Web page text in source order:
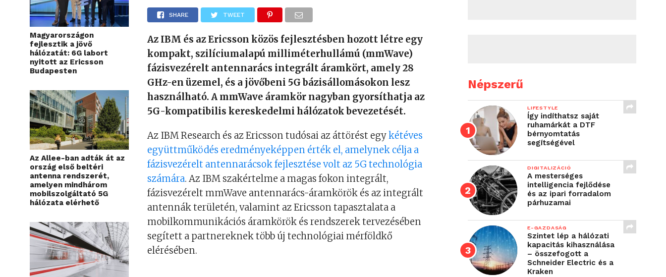
Magyarországon
fejlesztik a jövő
hálózatát: 6G labort
nyitott az Ericsson
Budapesten
Az Allee-ban adták át az
ország első beltéri
antenna rendszerét,
amelyen mindhárom
mobilszolgáltató 5G
hálózata elérhető
SHARE TWEET
Az IBM és az Ericsson közös fejlesztésben hozott létre egy
kompakt, szilíciumalapú milliméterhullámú (mmWave)
fázisvezérelt antennarács integrált áramkört, amely 28
GHz-en üzemel, és a jövőbeni 5G bázisállomásokon lesz
használható. A mmWave áramkör nagyban gyorsíthatja az
5G-kompatibilis kereskedelmi hálózatok bevezetését.
Az IBM Research és az Ericsson tudósai az áttörést egykétéves
együttműködés eredményeképpen érték el, amelynek célja a
fázisvezérelt antennarácsok fejlesztése volt az 5G technológia
számára. Az IBM szakértelme a magas fokon integrált,
fázisvezérelt mmWave antennarács-áramkörök és az integrált
antennák területén, valamint az Ericsson tapasztalata a
mobilkommunikációs áramkörök és rendszerek tervezésében
segített a partnereknek több új technológiai mérföldkő
elérésében.
Népszerű
LIFESTYLE
Így indíthatsz saját
ruhamárkát a DTF
bérnyomtatás
segítségével
DIGITALIZÁCIÓ
A mesterséges
intelligencia fejlődése
és az ipari forradalom
párhuzamai
E-GAZDASÁG
Szintet lép a hálózati
kapacitás kihasználása
– összefogott a
Schneider Electric és a
Kraken